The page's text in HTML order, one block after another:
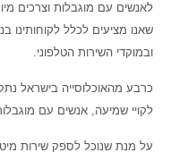
לאנשים עם מוגבלות וצרכים
שאנו מציעים לכלל לקוחותינו
ובמוקדי השירות הטלפוני.
כרבע מהאוכלוסייה בישראל
לקויי שמיעה, אנשים עם
על מנת שנוכל לספק שירות